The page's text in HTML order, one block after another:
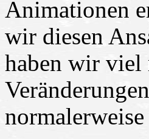
Animationen
wir diesen
haben wir viel